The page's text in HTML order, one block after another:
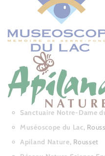
Sanctuaire Notre-Dame
Muséoscope du Lac,
Apiland Nature, Rousset